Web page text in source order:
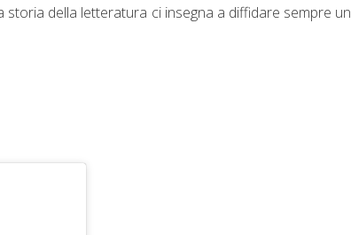
della letteratura ci insegna a diffidare sempre un